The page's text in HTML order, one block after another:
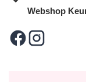
Webshop